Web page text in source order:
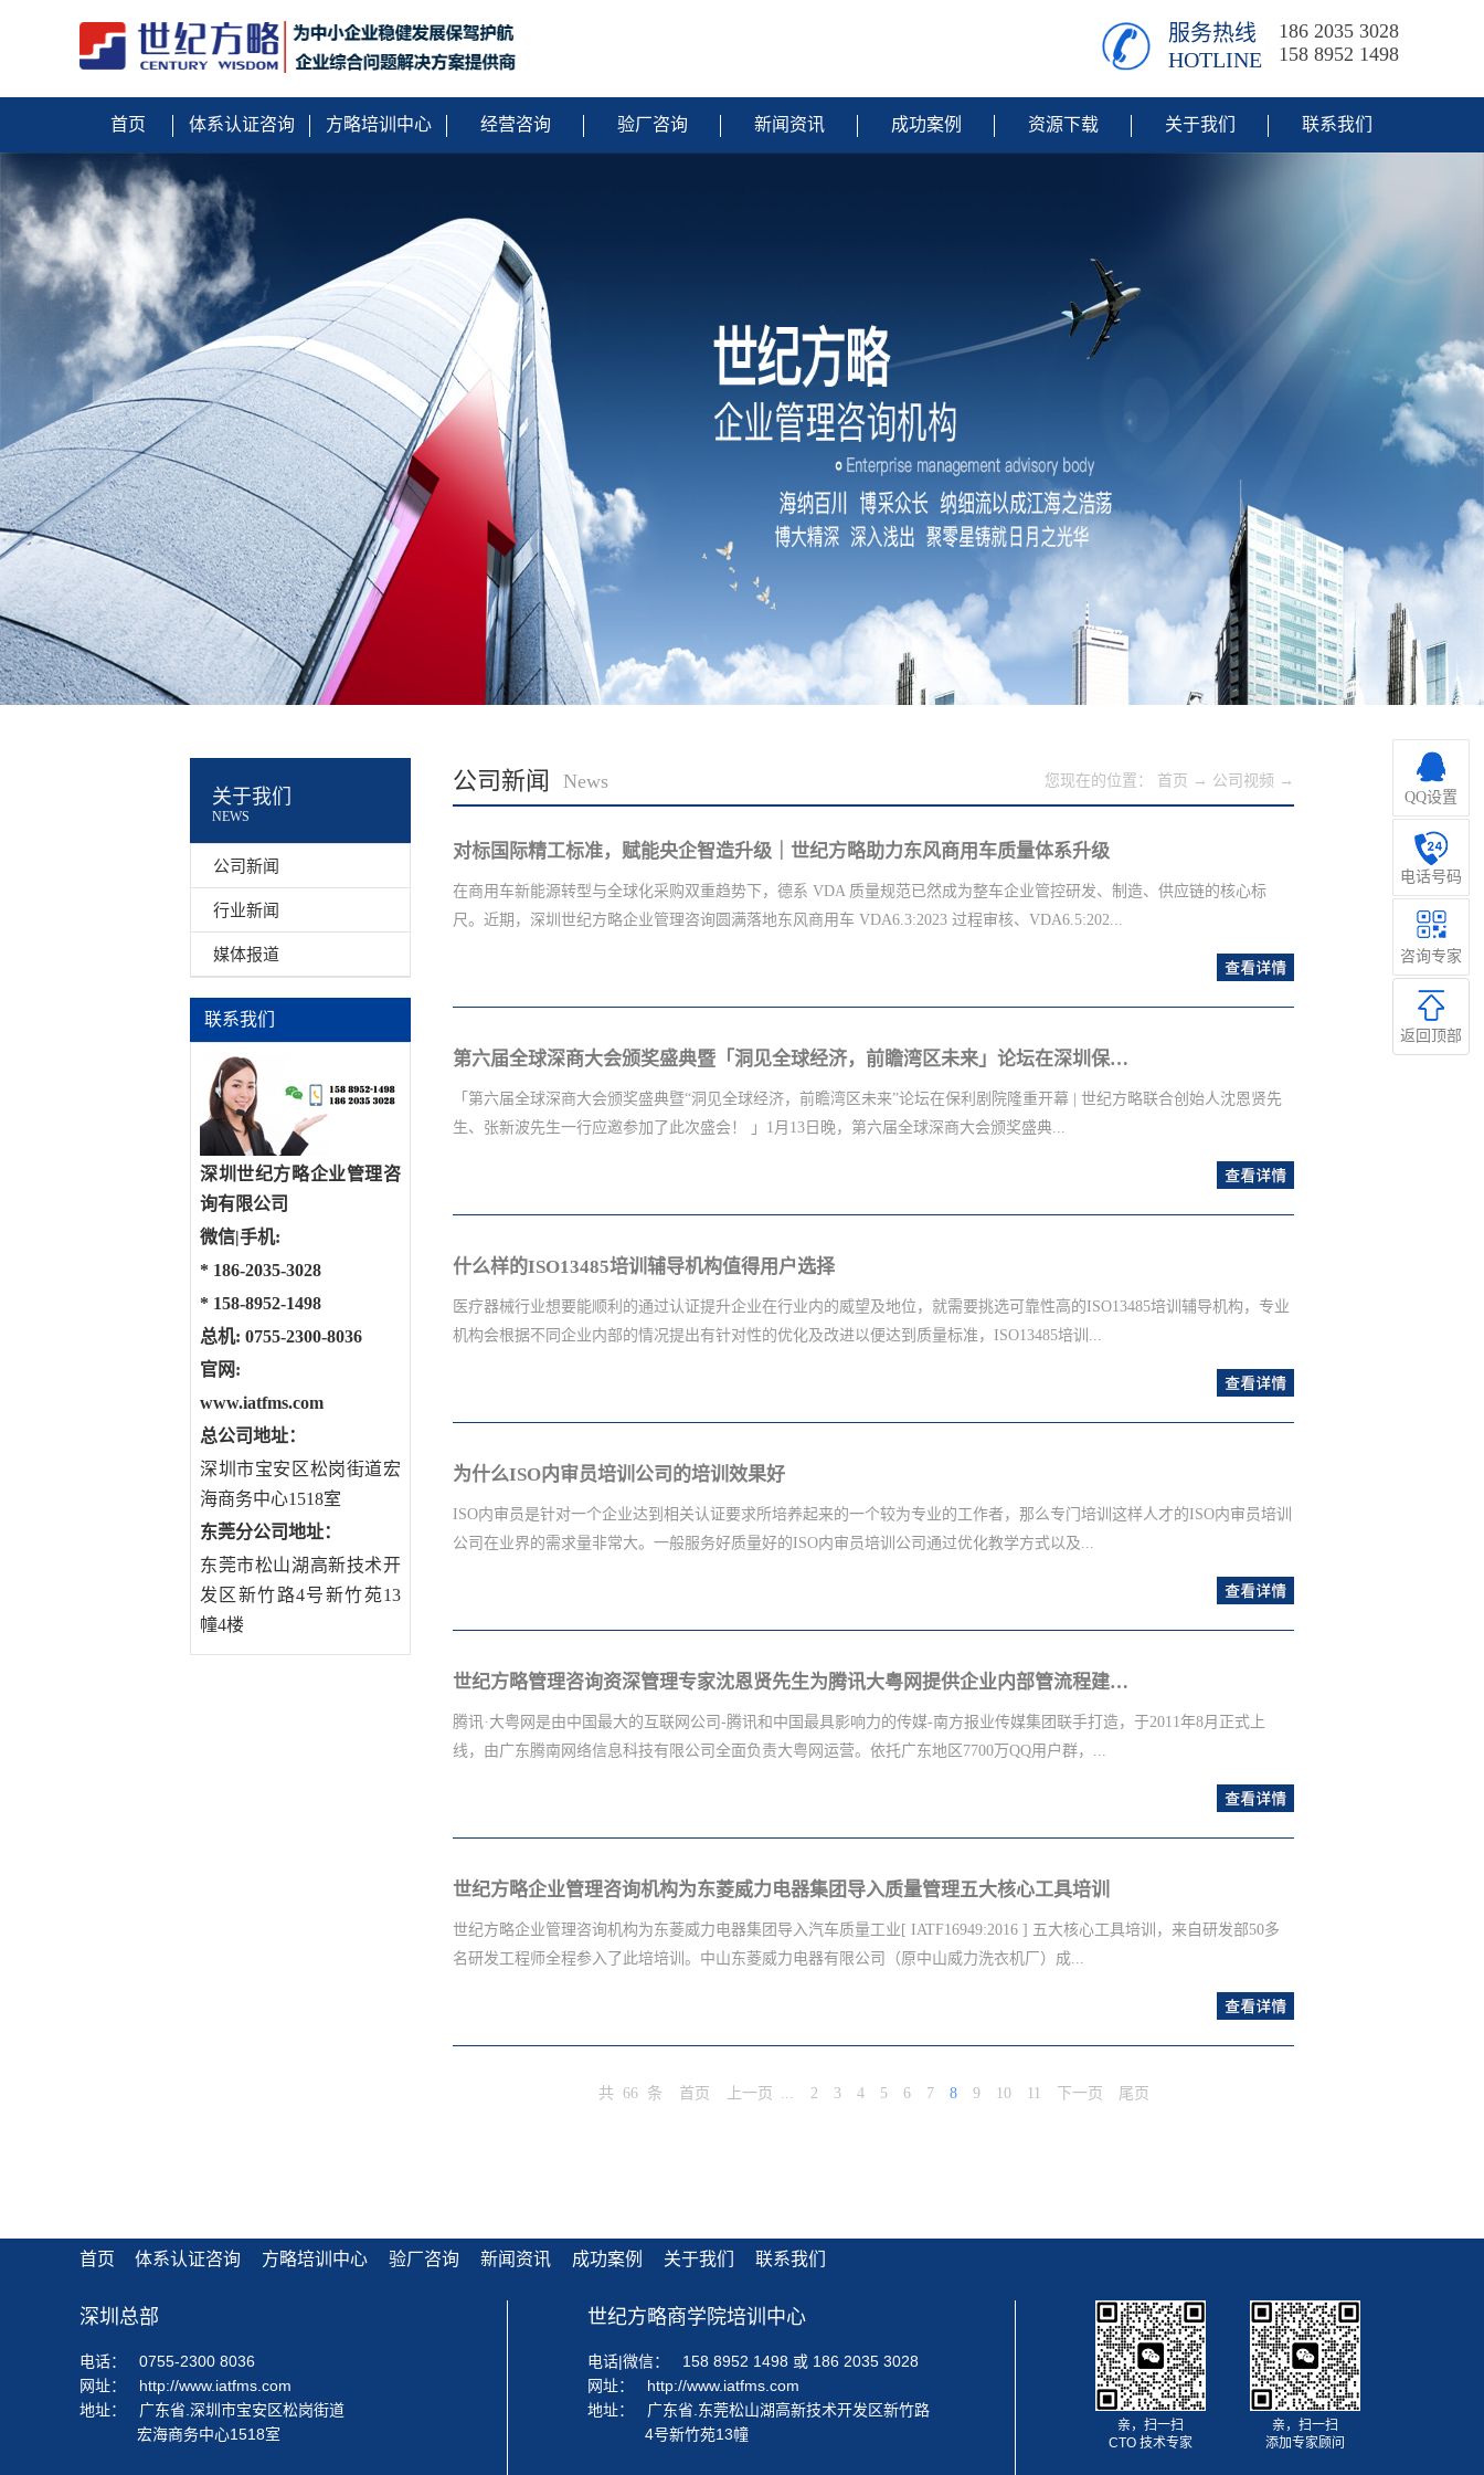
服务热线
HOTLINE
186 2035 3028
158 8952 1498
首页 体系认证咨询 方略培训中心 经营咨询 验厂咨询 新闻资讯 成功案例 资源下载 关于我们 联系我们
关于我们
NEWS
公司新闻
行业新闻
媒体报道
联系我们
深圳世纪方略企业管理咨
询有限公司
微信|手机:
* 186-2035-3028
* 158-8952-1498
总机: 0755-2300-8036
官网:
www.iatfms.com
总公司地址：
深圳市宝安区松岗街道宏
海商务中心1518室
东莞分公司地址：
东莞市松山湖高新技术开
发区新竹路4号新竹苑13
幢4楼
News
公司新闻 您现在的位置： 首页 → 公司视频 →
对标国际精工标准，赋能央企智造升级｜世纪方略助力东风商用车质量体系升级
在商用车新能源转型与全球化采购双重趋势下，德系 VDA 质量规范已然成为整车企业管控研发、制造、供应链的核心标
尺。近期，深圳世纪方略企业管理咨询圆满落地东风商用车 VDA6.3:2023 过程审核、VDA6.5:202...
0 产品审核专项审核员集训 + 汽车六大质量工具实战赋能项目，以标准化、落地化的专业辅导，助力央企龙头完善内审体
制造厂，是东风集团与沃尔沃集团合资打造的头部整车制造企业，扎根湖北十堰 “中国商用车之都”，注册资本 92 亿元，整
车年产能超 30 万台，主营重卡、中卡、新能源商用车及发动机、变速箱、车桥等核心总成，东风天龙、天锦系列常年稳居
国内重卡第一梯队，产品远销全球百余个国家和地区。伴随新能源车型量产与海外订单扩容，企业对标德系车企严苛审核标
深圳世纪方略企业管理咨询立足深圳、深耕汽车全产业链十余年，专注 IATF16949 体系落地、VDA 全系列标准辅导、主机
查
第六届全球深商大会颁奖盛典暨「洞见全球经济，前瞻湾区未来」论坛在深圳保利剧院隆重开幕
「第六届全球深商大会颁奖盛典暨“洞见全球经济，前瞻湾区未来”论坛在保利剧院隆重开幕 | 世纪方略联合创始人沈恩贤先
生、张新波先生一行应邀参加了此次盛会！ 」1月13日晚，第六届全球深商大会颁奖盛典...
暨“洞见全球经济，前瞻湾区未来”论坛在保利剧院隆重开幕。市委常委、前海深港现代服务业合作区党工委书记田夫，市委
市长于幼军，全国政协常委、原广东省政府副省长宋海，原深圳市委副书记、市人大常委会常务副主任庄礼祥，原深圳市人
大副主任邱玫，原深圳市政协副主席李连和；深圳各区、各局委办相关领导，前日本首相鸠山由纪夫，万科集团创始人王
石，泸州老窖股份有限公司党委书记、董事长刘淼，迈瑞集团创始人、董事长李西廷，腾讯公司高级执行副总裁汤道生，主
什么样的ISO13485培训辅导机构值得用户选择
医疗器械行业想要能顺利的通过认证提升企业在行业内的威望及地位，就需要挑选可靠性高的ISO13485培训辅导机构，专业
机构会根据不同企业内部的情况提出有针对性的优化及改进以便达到质量标准，ISO13485培训...
辅导服务好的机构能助力企业在短时间内完成验厂环节。下面一起来看看怎样的ISO13485培训辅导机构值得用户选择：第
识，因此选择辅导机构不能马虎，需选择有成熟团队的机构，并且机构在行业市场中运营已久，运营时间越长公司正规且能
受到市场认可，而且还能在服务上更加优致。第二、服务态度好且有完善评判标准的ISO13485培训辅导机构的选择还要看其
服务态度及内部评判断标准，毕竟整个质量验证都需要经过一定的过程而且需走较复杂的流程，而且在准备阶段还需根据不
便能一举获得质量认证。第三、经验丰富验厂通过率高的ISO13485质量认证要求极为严格因此想要顺利通过也需企业具备一
为什么ISO内审员培训公司的培训效果好
ISO内审员是针对一个企业达到相关认证要求所培养起来的一个较为专业的工作者，那么专门培训这样人才的ISO内审员培训
公司在业界的需求量非常大。一般服务好质量好的ISO内审员培训公司通过优化教学方式以及...
利用相关资源都能做得很好，而值得一提的是ISO内审员培训公司服务好态度好也说明这类机构的成熟度很高，那是什么原
灵活的形式和内容，显然业界比较知名的ISO内审员培训公司成熟化的教学体系能够帮助不同情况的企业培养适合的人才，
而这一点也说明了该ISO内审员培训公司的教学理念非常符合现代多元化的时代。二、教学团队职业素养高而同时很多人也
感受到了好的ISO内审员培训公司教学团队的职业素养非常高，具体的表现在于其基础的教学人员在业界掌握的专业技巧以
支持另外很明显优质化的ISO内审员培训公司背后有大量的实际案例作为后盾和支持，多样化不同类型的服务案例能够让企
学模式和防...
世纪方略管理咨询资深管理专家沈恩贤先生为腾讯大粤网提供企业内部管流程建设管理咨询
腾讯·大粤网是由中国最大的互联网公司-腾讯和中国最具影响力的传媒-南方报业传媒集团联手打造，于2011年8月正式上
线，由广东腾南网络信息科技有限公司全面负责大粤网运营。依托广东地区7700万QQ用户群，...
整合南方报业集团强大的采编资源，提供新闻资讯、生活服务、社群导购对应的场景伴随服务，从线上到线下、从内容到服
ISO9001:2015+进行管流改进管理咨询工作。
世纪方略企业管理咨询机构为东菱威力电器集团导入质量管理五大核心工具培训
世纪方略企业管理咨询机构为东菱威力电器集团导入汽车质量工业[ IATF16949:2016 ] 五大核心工具培训，来自研发部50多
名研发工程师全程参入了此培培训。中山东菱威力电器有限公司（原中山威力洗衣机厂）成...
立于1980年，系集洗衣机、微波炉、制冷电器等家电产品研发、制造、销售为一体的现代化综合企业。中山东菱威力电器有
验，是行业内少有的滚筒、全自动、半自动全系列洗衣机产品生产制造企业。威力拥有华南最大的洗衣机生产基地，与西
共 66 条 首页 上一页 2 3 4 5 6 7 8 9 10 11 下一页 尾页
首页 体系认证咨询 方略培训中心 验厂咨询 新闻资讯 成功案例 关于我们 联系我们
深圳总部
电话：
0755-2300 8036
网址：
http://www.iatfms.com
地址：
广东省.深圳市宝安区松岗街道
宏海商务中心1518室
世纪方略商学院培训中心
电话|微信：
158 8952 1498 或 186 2035 3028
网址：
http://www.iatfms.com
地址：
广东省.东莞松山湖高新技术开发区新竹路
4号新竹苑13幢
亲，扫一扫
CTO 技术专家
亲，扫一扫
添加专家顾问
QQ设置
电话号码
管理
咨询专家
返回顶部